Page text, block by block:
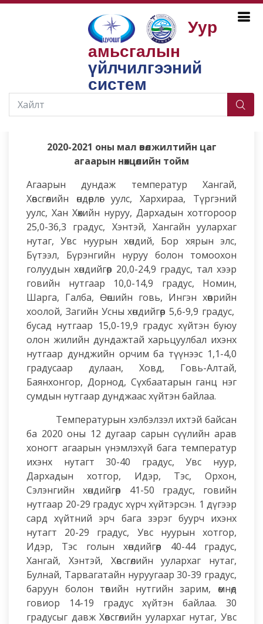
Уур
амьсгалын
үйлчилгээний
систем
Мал аж ахуй
Тойм, зөвлөмж, прогноз
Улирал, жилийн тойм
2020-2021 оны мал өвөлжилтийн цаг
агаарын нөхцөлийн тойм
Агаарын дундаж температур Хангай,
Хөвсгөлийн өндөрлөг уулс, Хархираа, Түргэний
уулс, Хан Хөхийн нуруу, Дархадын хотгороор
25,0-36,3 градус, Хэнтэй, Хангайн уулархаг
нутаг, Увс нуурын хөндий, Бор хярын элс,
Бүтээл, Бүрэнгийн нуруу болон томоохон
голуудын хөндийгөөр 20,0-24,9 градус, тал хээр
говийн нутгаар 10,0-14,9 градус, Номин,
Шарга, Галба, Өөшийн говь, Ингэн хөөврийн
хоолой, Загийн Усны хөндийгөөр 5,6-9,9 градус,
бусад нутгаар 15,0-19,9 градус хүйтэн буюу
олон жилийн дундажтай харьцуулбал ихэнх
нутгаар дунджийн орчим ба түүнээс 1,1-4,0
градусаар дулаан, Ховд, Говь-Алтай,
Баянхонгор, Дорнод, Сүхбаатарын ганц нэг
сумдын нутгаар дунджаас хүйтэн байлаа.
Температурын хэлбэлзэл ихтэй байсан
ба 2020 оны 12 дугаар сарын сүүлийн арав
хоногт агаарын үнэмлэхүй бага температур
ихэнх нутагт 30-40 градус, Увс нуур,
Дархадын хотгор, Идэр, Тэс, Орхон,
Сэлэнгийн хөндийгөөр 41-50 градус, говийн
нутгаар 20-29 градус хүрч хүйтэрсэн. 1 дүгээр
сард хүйтний эрч бага зэрэг буурч ихэнх
нутагт 20-29 градус, Увс нуурын хотгор,
Идэр, Тэс голын хөндийгөөр 40-44 градус,
Хангай, Хэнтэй, Хөвсгөлийн уулархаг нутаг,
Булнай, Тарвагатайн нуруугаар 30-39 градус,
баруун болон төвийн нутгийн зарим, өмнөд
говиор 14-19 градус хүйтэн байлаа. 30
градусыг давж Хөвсгөлийн уулархаг нутаг, Увс